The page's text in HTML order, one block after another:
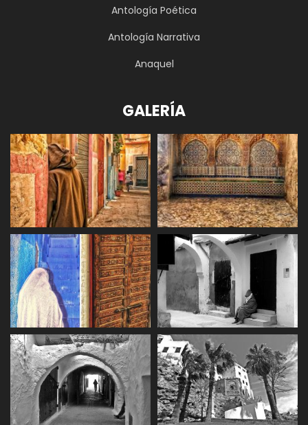
Antología Poética
Antología Narrativa
Anaquel
GALERÍA